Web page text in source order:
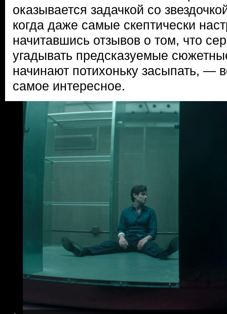
оказывается задачкой со
когда даже самые скептически
начитавшись отзывов о том, что
угадывать предсказуемые
начинают потихоньку засыпать, —
самое интересное.